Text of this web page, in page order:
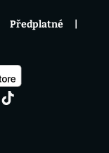
Předplatné